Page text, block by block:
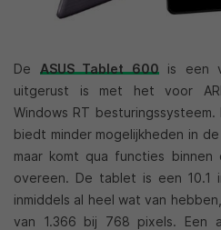
De ASUS Tablet 600is een
uitgerust is met het voor
Windows RT
biedt minder mogelijkheden in
maar komt qua functies
overeen. De tablet is een 10.1
inmiddels al heel wat van
van 1.366 bij 768 pixels. Een